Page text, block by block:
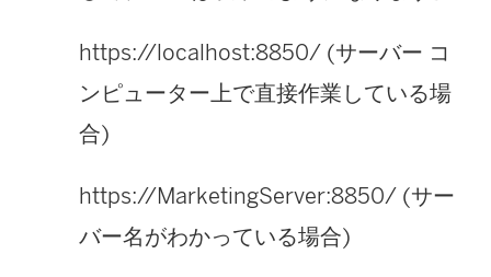
https://localhost:8850/ (サーバー コ
ンピューター上で直接作業している場
合)
https://MarketingServer:8850/ (サー
バー名がわかっている場合)